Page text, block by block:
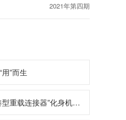
2021年第四期
”而生
魏德米勒“紧凑型重载连接器”化身机械行业“经济适用男”，快来打call